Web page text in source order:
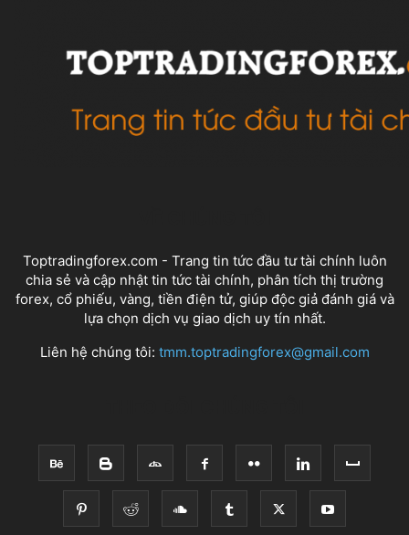
Toptradingforex.com - Trang tin tức đầu tư tài chính luôn
chia sẻ và cập nhật tin tức tài chính, phân tích thị trường
forex, cổ phiếu, vàng, tiền điện tử, giúp độc giả đánh giá và
lựa chọn dịch vụ giao dịch uy tín nhất.
Liên hệ chúng tôi: tmm.toptradingforex@gmail.com